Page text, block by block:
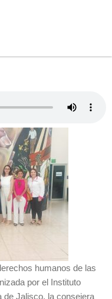
humanos de las
por el Instituto
de Jalisco, la consejera